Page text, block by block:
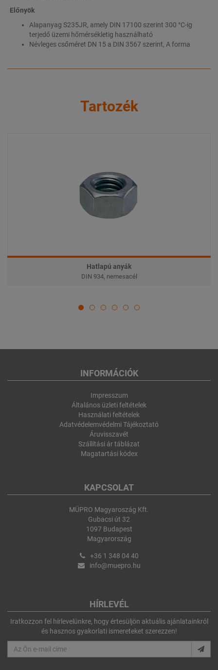
Előnyök
Alapanyag S235JR, amely DIN 17100 szerint 300 °C-ig
terjedő üzemi hőmérsékletig használható
Névleges csőméret DN 15 a DIN 3567 szerint, A forma
Tartozék
Hatlapú anyák
DIN 934, nemesacél
INFORMÁCIÓK
Impresszum
Általános üzleti feltételek
Használati feltételek
Adatvédelemvédelmi Tájékoztató
Áruvisszavét
Szállítási ár táblázat
Magatartási kódex
KAPCSOLAT
MÜPRO Magyaroszág Kft.
Gubacsi út 32
1097 Budapest
Magyarország
+36 1 348 04 40
info@muepro.hu
HÍRLEVÉL
Iratkozzon fel hírlevelünkre, hogy értesüljön aktuális ajánlatainkról
és hasznos gyakorlati ismereteket szerezzen!